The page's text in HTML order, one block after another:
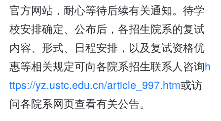
官方网站，耐心等待后续有关通知。待学
校安排确定、公布后，各招生院系的复试
内容、形式、日程安排，以及复试资格优
惠等相关规定可向各院系招生联系人咨询h
ttps://yz.ustc.edu.cn/article_997.htm或访
问各院系网页查看有关公告。